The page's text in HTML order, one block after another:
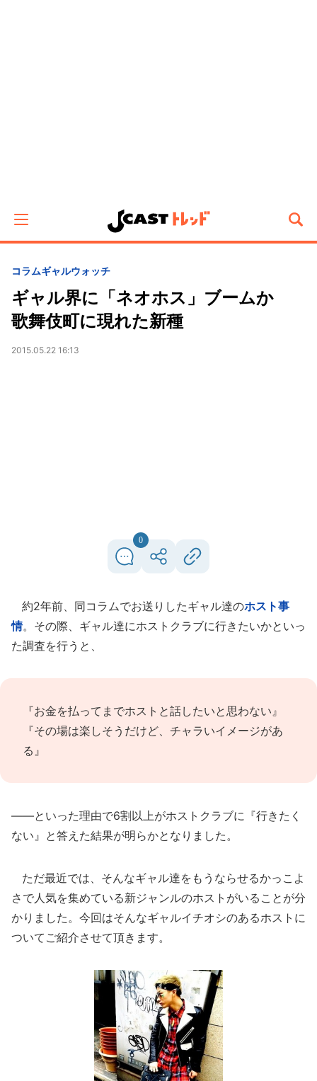
コラムギャルウォッチ
ギャル界に「ネオホス」ブームか
歌舞伎町に現れた新種
2015.05.22 16:13
0
約2年前、同コラムでお送りしたギャル達のホスト事
情。その際、ギャル達にホストクラブに行きたいかといっ
た調査を行うと、
『お金を払ってまでホストと話したいと思わない』
『その場は楽しそうだけど、チャラいイメージがあ
る』
――といった理由で6割以上がホストクラブに『行きたく
ない』と答えた結果が明らかとなりました。
ただ最近では、そんなギャル達をもうならせるかっこよ
さで人気を集めている新ジャンルのホストがいることが分
かりました。今回はそんなギャルイチオシのあるホストに
ついてご紹介させて頂きます。